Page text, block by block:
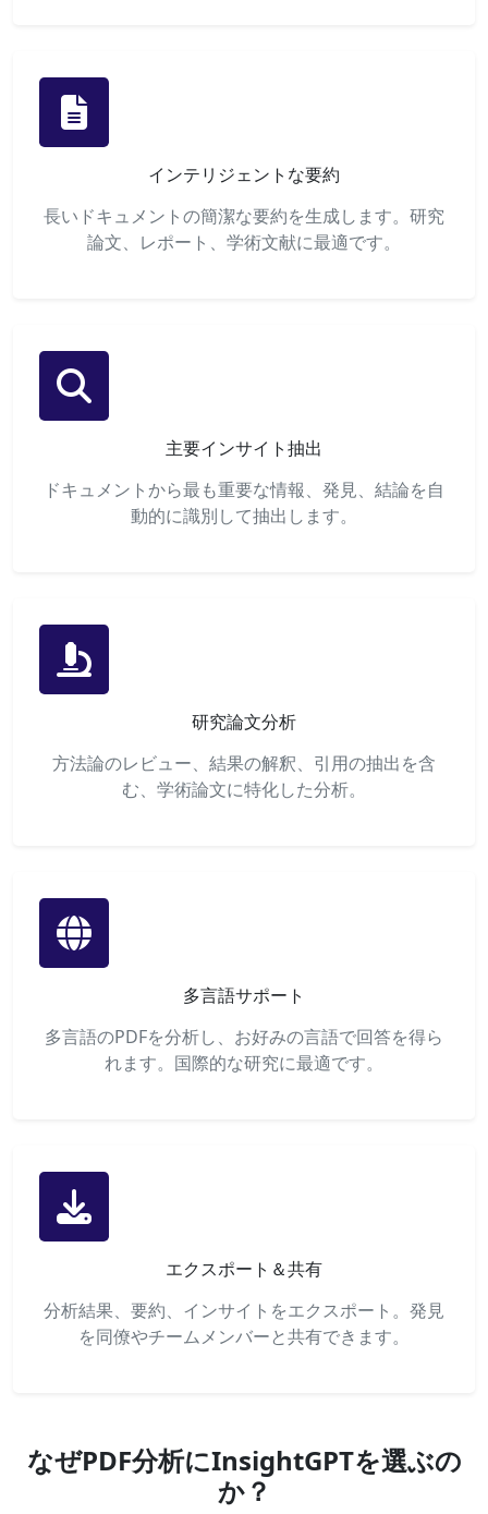
インテリジェントな要約
長いドキュメントの簡潔な要約を生成します。研究
論文、レポート、学術文献に最適です。
主要インサイト抽出
ドキュメントから最も重要な情報、発見、結論を自
動的に識別して抽出します。
研究論文分析
方法論のレビュー、結果の解釈、引用の抽出を含
む、学術論文に特化した分析。
多言語サポート
多言語のPDFを分析し、お好みの言語で回答を得ら
れます。国際的な研究に最適です。
エクスポート＆共有
分析結果、要約、インサイトをエクスポート。発見
を同僚やチームメンバーと共有できます。
なぜPDF分析にInsightGPTを選ぶの
か？